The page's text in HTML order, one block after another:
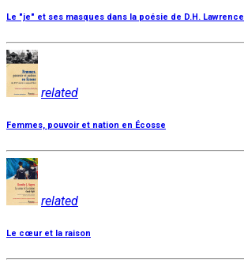
Le "je" et ses masques dans la poésie de D.H. Lawrence
related
Femmes, pouvoir et nation en Écosse
related
Le cœur et la raison